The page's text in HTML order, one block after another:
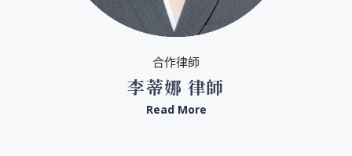
合作律師
李蒂娜 律師
Read More